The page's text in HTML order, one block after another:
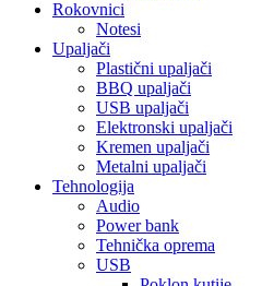
Rokovnici
Notesi
Upaljači
Plastični upaljači
BBQ upaljači
USB upaljači
Elektronski upaljači
Kremen upaljači
Metalni upaljači
Tehnologija
Audio
Power bank
Tehnička oprema
USB